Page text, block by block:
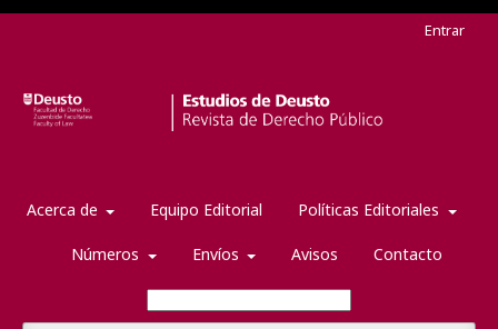
Acerca de Equipo Editorial Políticas Editoriales
Números Envíos Avisos Contacto
Entrar